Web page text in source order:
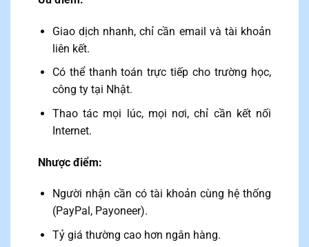
Giao dịch nhanh, chỉ cần email và tài khoản
liên kết.
Có thể thanh toán trực tiếp cho trường học,
công ty tại Nhật.
Thao tác mọi lúc, mọi nơi, chỉ cần kết nối
Internet.
Nhược điểm:
Người nhận cần có tài khoản cùng hệ thống
(PayPal, Payoneer).
Tỷ giá thường cao hơn ngân hàng.